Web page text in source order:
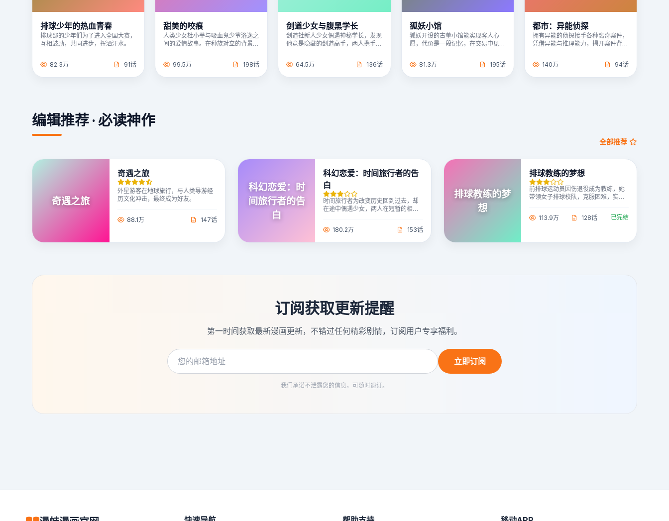
排球少年的热血青春
排球部的少年们为了进入全国大赛，
互相鼓励，共同进步，挥洒汗水。
82.3万 91话
甜美的咬痕
人类少女杜小莘与吸血鬼少爷洛逸之
间的爱情故事。在种族对立的背景
99.5万
198话
剑道少女与腹黑学长
剑道社新人少女偶遇神秘学长，发现
他竟是隐藏的剑道高手，两人携手参
64.5万
136话
狐妖小馆
狐妖开设的古董小馆能实现客人心
愿，代价是一段记忆，在交易中见证
81.3万
195话
都市：异能侦探
拥有异能的侦探接手各种离奇案件，
凭借异能与推理能力，揭开案件背后
140万 94话
编辑推荐 · 必读神作
全部推荐
奇遇之旅
奇遇之旅
外星游客在地球旅行，与人类导游经
历文化冲击，最终成为好友。
88.1万 147话
科幻恋爱：时
间旅行者的告
白
科幻恋爱：时间旅行者的告
白
时间旅行者为改变历史回到过去，却
在途中偶遇少女，两人在短暂的相处
180.2万 153话
排球教练的梦
想
排球教练的梦想
前排球运动员因伤退役成为教练，她
带领女子排球校队，克服困难，实现
113.9万
128话 已完结
订阅获取更新提醒
第一时间获取最新漫画更新，不错过任何精彩剧情，订阅用户专享福利。
立即订阅
我们承诺不泄露您的信息，可随时退订。